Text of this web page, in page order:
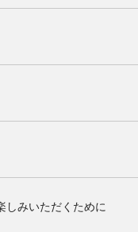
しみいただくために